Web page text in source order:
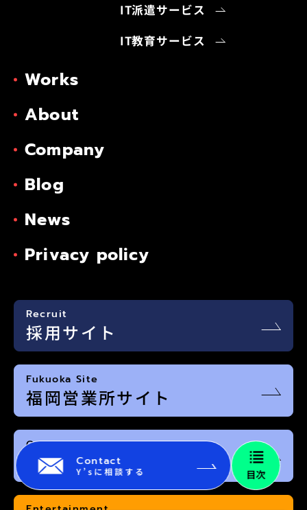
Contact
Y’sに相談する 目次
IT派遣サービス
IT教育サービス
Works
About
Company
Blog
News
Privacy policy
Recruit
採用サイト
Fukuoka Site
福岡営業所サイト
Osaka Site
大阪営業所サイト